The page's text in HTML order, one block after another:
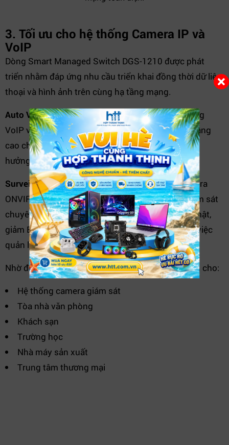
3. Tối ưu cho hệ thống Camera IP và
VoIP
Dòng Smart Managed Switch DGS-1210 được phát
triển nhằm đáp ứng nhu cầu triển khai đồng thời dữ liệu,
thoại và hình ảnh trên cùng hạ tầng mạng.
Auto Voice VLANgiúp tự động nhận diện lưu lượng
VoIP và đưa vào VLAN riêng biệt. Điều này giúp nâng
cao chất lượng cuộc gọi, giảm độ trễ và tránh ảnh
hưởng từ các lưu lượng dữ liệu khác.
Surveillance Modehỗ trợ tự động phát hiện camera
ONVIF tương thích và phân vùng thành VLAN giám sát
chuyên biệt. Giải pháp này giúp tăng cường bảo mật,
giảm Broadcast không cần thiết và đơn giản hóa việc
quản lý hệ thống camera IP.
Nhờ đó,DGS-1210-20trở thành lựa chọn lý tưởng cho:
Hệ thống camera giám sát
Tòa nhà văn phòng
Khách sạn
Trường học
Nhà máy sản xuất
Trung tâm thương mại